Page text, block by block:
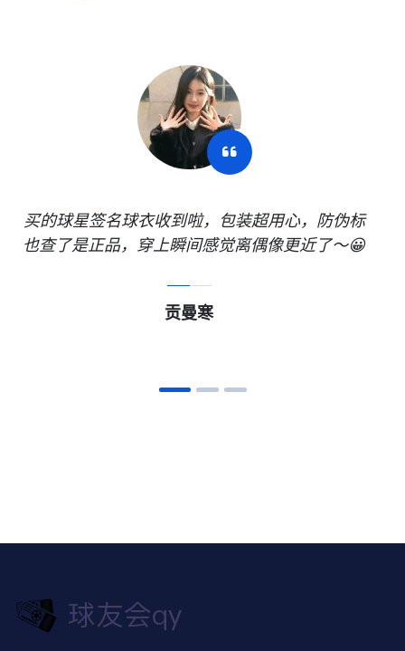
买的球星签名球衣收到啦，包装超用心，防伪标
也查了是正品，穿上瞬间感觉离偶像更近了～😀
贡曼寒